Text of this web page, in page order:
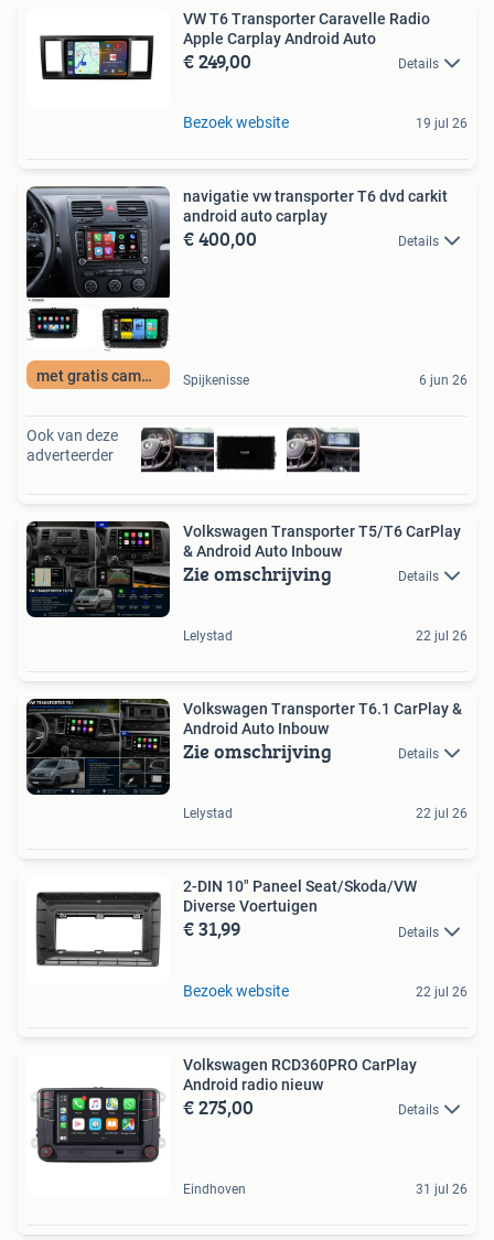
VW T6 Transporter Caravelle Radio
Apple Carplay Android Auto
€ 249,00 Details
Bezoek website 19 jul 26
met gratis camera
navigatie vw transporter T6 dvd carkit
android auto carplay
€ 400,00 Details
Spijkenisse 6 jun 26
Ook van deze
adverteerder
Volkswagen Transporter T5/T6 CarPlay
& Android Auto Inbouw
Zie omschrijving Details
Lelystad 22 jul 26
Volkswagen Transporter T6.1 CarPlay &
Android Auto Inbouw
Zie omschrijving Details
Lelystad 22 jul 26
2-DIN 10" Paneel Seat/Skoda/VW
Diverse Voertuigen
€ 31,99 Details
Bezoek website 22 jul 26
Volkswagen RCD360PRO CarPlay
Android radio nieuw
€ 275,00 Details
Eindhoven 31 jul 26